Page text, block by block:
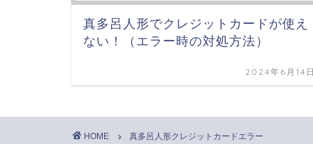
真多呂人形でクレジットカードが使え
ない！（エラー時の対処方法）
2024年6月14
HOME 真多呂人形クレジットカードエラー